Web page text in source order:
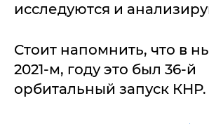
исследуются и
Стоит напомнить, что в
2021-м, году это был 36-й
орбитальный запуск КНР.